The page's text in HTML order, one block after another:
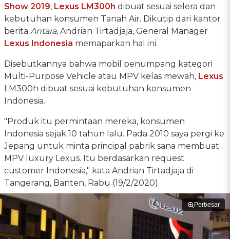
Show 2019, Lexus LM300h dibuat sesuai selera dan
kebutuhan konsumen Tanah Air. Dikutip dari kantor
berita Antara, Andrian Tirtadjaja, General Manager
Lexus Indonesia memaparkan hal ini.
Disebutkannya bahwa mobil penumpang kategori
Multi-Purpose Vehicle atau MPV kelas mewah, Lexus
LM300h dibuat sesuai kebutuhan konsumen
Indonesia.
"Produk itu permintaan mereka, konsumen
Indonesia sejak 10 tahun lalu. Pada 2010 saya pergi ke
Jepang untuk minta principal pabrik sana membuat
MPV luxury Lexus. Itu berdasarkan request
customer Indonesia," kata Andrian Tirtadjaja di
Tangerang, Banten, Rabu (19/2/2020).
Perbesar